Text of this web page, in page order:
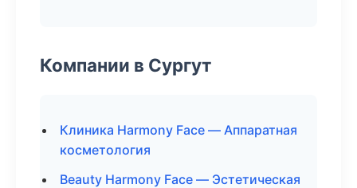
Компании в Сургут
Клиника Harmony Face — Аппаратная
косметология
Beauty Harmony Face — Эстетическая